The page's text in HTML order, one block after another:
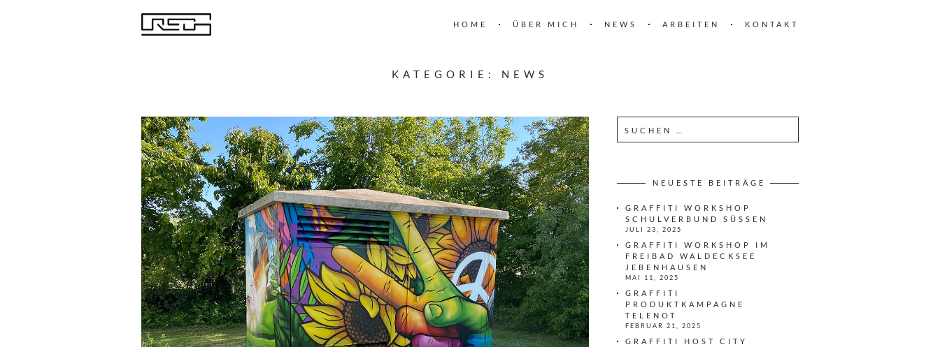
HOME ÜBER MICH NEWS ARBEITEN KONTAKT
KATEGORIE: NEWS
e
n
NEUESTE BEITRÄGE
GRAFFITI WORKSHOP
SCHULVERBUND SÜSSEN
JULI 23, 2025
GRAFFITI WORKSHOP IM
FREIBAD WALDECKSEE
JEBENHAUSEN
MAI 11, 2025
GRAFFITI
PRODUKTKAMPAGNE
TELENOT
FEBRUAR 21, 2025
GRAFFITI HOST CITY